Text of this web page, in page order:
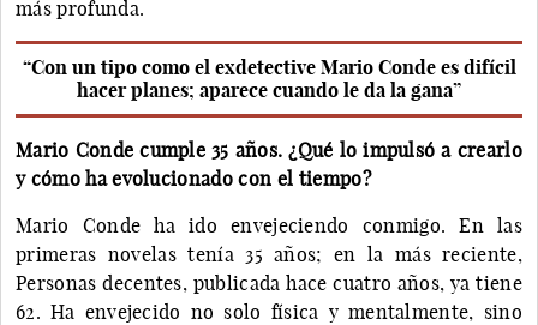
más profunda.
“Con un tipo como el exdetective Mario Conde es difícil
hacer planes; aparece cuando le da la gana”
Mario Conde cumple 35 años. ¿Qué lo impulsó a crearlo
y cómo ha evolucionado con el tiempo?
Mario Conde ha ido envejeciendo conmigo. En las
primeras novelas tenía 35 años; en la más reciente,
Personas decentes, publicada hace cuatro años, ya tiene
62. Ha envejecido no solo física y mentalmente, sino